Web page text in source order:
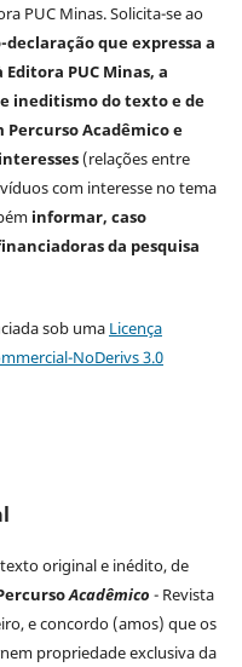
PUC Minas. Solicita-se ao
que expressa a
PUC Minas, a
ineditismo do texto e de
Percurso Acadêmico e
(relações entre
com interesse no tema
informar, caso
da pesquisa
sob uma Licença
NoDerivs 3.0
original e inédito, de
Acadêmico - Revista
e concordo (amos) que os
propriedade exclusiva da